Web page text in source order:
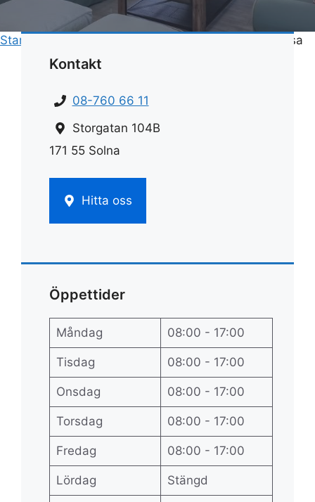
Start Tvätta fönster med mirakeltrasa
Kontakt
08-760 66 11
Storgatan 104B
171 55 Solna
Hitta oss
Öppettider
Måndag 08:00 - 17:00
Tisdag 08:00 - 17:00
Onsdag 08:00 - 17:00
Torsdag 08:00 - 17:00
Fredag 08:00 - 17:00
Lördag Stängd